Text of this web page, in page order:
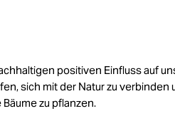
positiven Einfluss auf
sich mit der Natur zu
zu pflanzen.